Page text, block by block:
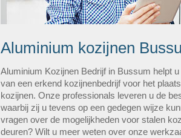
Aluminium kozijnen
Aluminium Kozijnen Bedrijf in Bussum helpt
van een erkend kozijnenbedrijf voor het
kozijnen. Onze professionals leveren u de
waarbij zij u tevens op een gedegen wijze
vragen over de mogelijkheden voor stalen
deuren? Wilt u meer weten over onze